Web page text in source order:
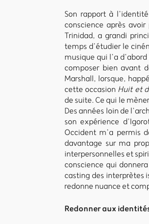
Son rapport à
conscience après
Trinidad, a grandi
temps d’étudier le
musique qui l’a
composer bien avant
Marshall, lorsque,
cette occasion Huit et
de suite. Ce qui le
Des années loin de
son expérience
Occident m’a permis
davantage sur ma
interpersonnelles et
conscience qui
casting des interprètes
redonne nuance et
Redonner aux